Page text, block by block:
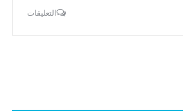
التعليقات